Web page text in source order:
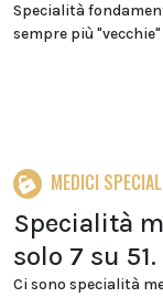
Specialità
sempre più
MEDICI
Specialità
solo 7 su
Ci sono specialità